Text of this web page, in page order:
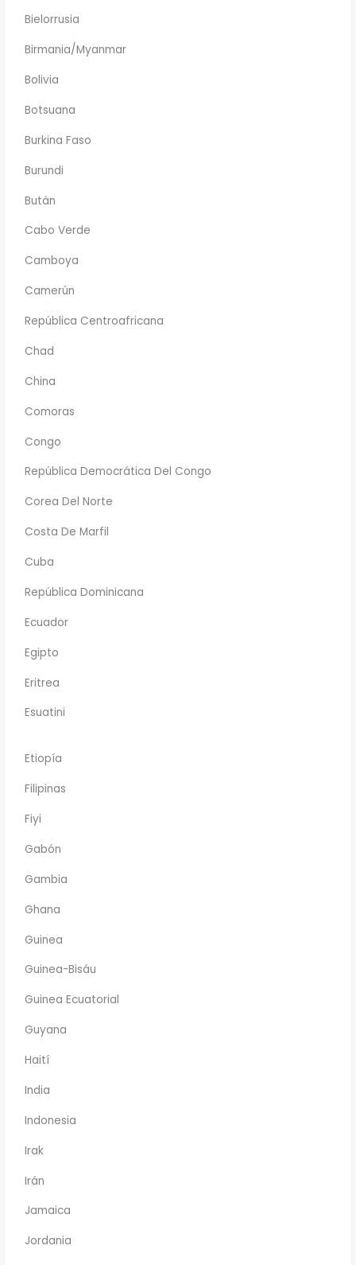
Bielorrusia
Birmania/Myanmar
Bolivia
Botsuana
Burkina Faso
Burundi
Bután
Cabo Verde
Camboya
Camerún
República Centroafricana
Chad
China
Comoras
Congo
República Democrática Del Congo
Corea Del Norte
Costa De Marfil
Cuba
República Dominicana
Ecuador
Egipto
Eritrea
Esuatini
Etiopía
Filipinas
Fiyi
Gabón
Gambia
Ghana
Guinea
Guinea-Bisáu
Guinea Ecuatorial
Guyana
Haití
India
Indonesia
Irak
Irán
Jamaica
Jordania